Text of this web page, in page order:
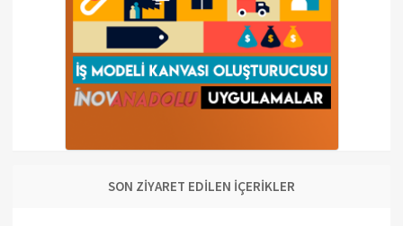
SON ZİYARET EDİLEN İÇERİKLER